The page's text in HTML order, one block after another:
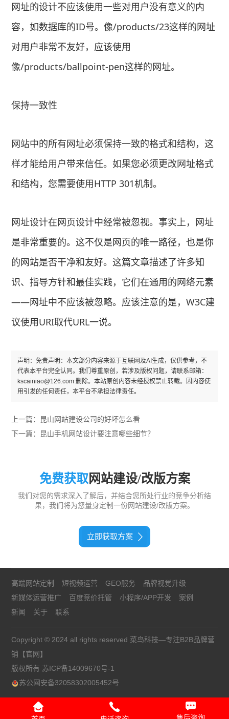
网址的设计不应该使用一些对用户没有意义的内
容，如数据库的ID号。像/products/23这样的网址
对用户非常不友好，应该使用
像/products/ballpoint-pen这样的网址。
保持一致性
网站中的所有网址必须保持一致的格式和结构，这
样才能给用户带来信任。如果您必须更改网址格式
和结构，您需要使用HTTP 301机制。
网址设计在网页设计中经常被忽视。事实上，网址
是非常重要的。这不仅是网页的唯一路径，也是你
的网站是否干净和友好。这篇文章描述了许多知
识、指导方针和最佳实践，它们在通用的网络元素
——网址中不应该被忽略。应该注意的是，W3C建
议使用URI取代URL一说。
声明：免责声明：本文部分内容来源于互联网及AI生成，仅供参考，不
代表本平台完全认同。我们尊重原创，若涉及版权问题，请联系邮箱：
kscainiao@126.com 删除。本站原创内容未经授权禁止转载。因内容使
用引发的任何责任，本平台不承担法律责任。
上一篇： 昆山网站建设公司的好坏怎么看
下一篇： 昆山手机网站设计要注意哪些细节？
免费获取网站建设/改版方案
我们对您的需求深入了解后，并结合您所处行业的竞争分析结
果，我们将为您量身定制一份网站建设/改版方案。
立即获取方案
高端网站定制 短视频运营 GEO服务
品牌视觉升级
新媒体运营推广
百度竞价托管 小程序/APP开发
案例
新闻
关于 联系
Copyright © 2024 all rights reserved 菜鸟科技—专注B2B品牌营
销【官网】
版权所有 苏ICP备14009670号-1
苏公网安备32058302005452号